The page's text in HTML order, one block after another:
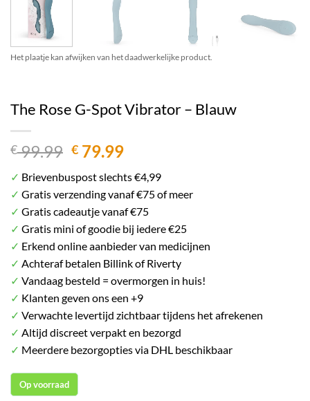
Het plaatje kan afwijken van het daadwerkelijke product.
The Rose G-Spot Vibrator – Blauw
€99.99 Oorspronkelijke
was:
€ 99.99.
€ 79.99Huidige
is:
€ 79.99.
✓ Brievenbuspost slechts €4,99
✓ Gratis verzending vanaf €75 of meer
✓ Gratis cadeautje vanaf €75
✓ Gratis mini of goodie bij iedere €25
✓ Erkend online aanbieder van medicijnen
✓ Achteraf betalen Billink of Riverty
✓ Vandaag besteld = overmorgen in huis!
✓ Klanten geven ons een +9
✓ Verwachte levertijd zichtbaar tijdens het afrekenen
✓ Altijd discreet verpakt en bezorgd
✓ Meerdere bezorgopties via DHL beschikbaar
Op voorraad